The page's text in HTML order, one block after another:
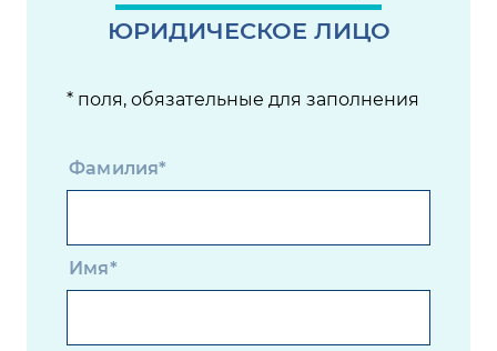
ЮРИДИЧЕСКОЕ ЛИЦО
* поля, обязательные для заполнения
Фамилия*
Имя*